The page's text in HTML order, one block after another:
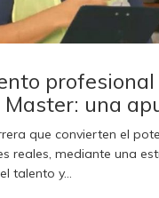
Master: una
que convierten el
reales, mediante una
talento y...